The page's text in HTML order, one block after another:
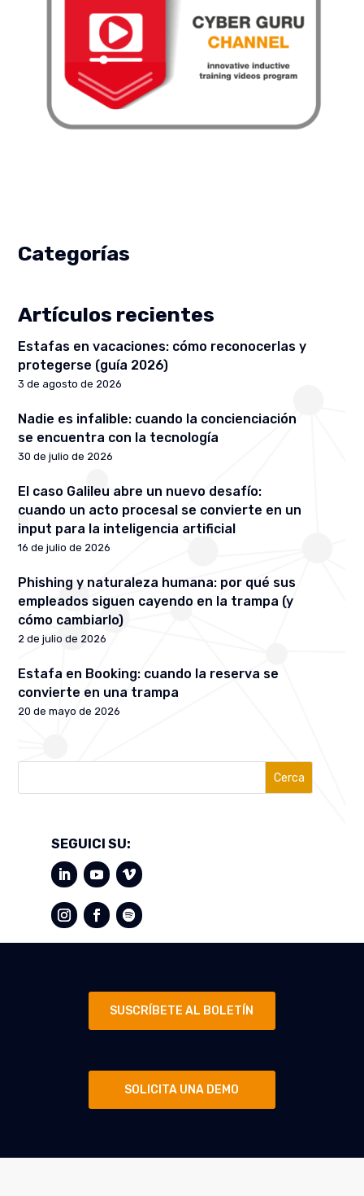
Categorías
Artículos recientes
Estafas en vacaciones: cómo reconocerlas y
protegerse (guía 2026)
3 de agosto de 2026
Nadie es infalible: cuando la concienciación
se encuentra con la tecnología
30 de julio de 2026
El caso Galileu abre un nuevo desafío:
cuando un acto procesal se convierte en un
input para la inteligencia artificial
16 de julio de 2026
Phishing y naturaleza humana: por qué sus
empleados siguen cayendo en la trampa (y
cómo cambiarlo)
2 de julio de 2026
Estafa en Booking: cuando la reserva se
convierte en una trampa
20 de mayo de 2026
Cerca
SEGUICI SU:
SUSCRÍBETE AL BOLETÍN
SOLICITA UNA DEMO